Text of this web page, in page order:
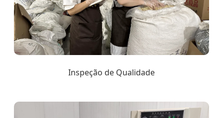
Inspeção de Qualidade